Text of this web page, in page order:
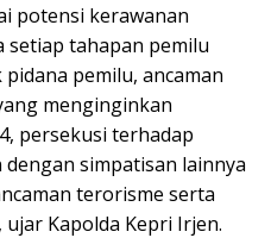
potensi kerawanan
setiap tahapan pemilu
pemilu, ancaman
menginginkan
persekusi terhadap
simpatisan lainnya
terorisme serta
Kapolda Kepri Irjen.